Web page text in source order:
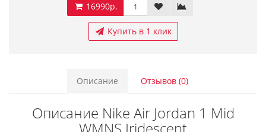
16990р.
Купить в 1 клик
Описание Отзывов (0)
Описание Nike Air Jordan 1 Mid